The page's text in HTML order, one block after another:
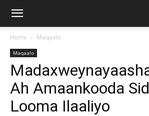
Home Maqaalo
Maqaalo
Ah Amaankooda
Looma Ilaaliyo